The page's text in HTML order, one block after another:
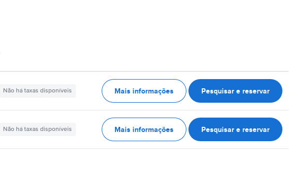
Não há taxas disponíveis Mais informações Pesquisar e reservar
Não há taxas disponíveis Mais informações Pesquisar e reservar